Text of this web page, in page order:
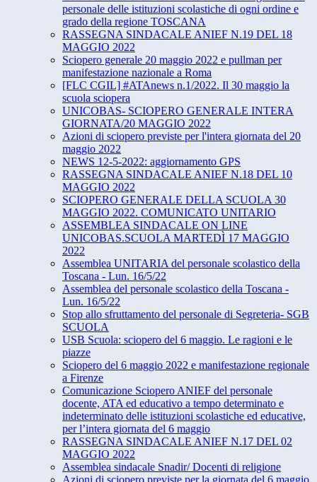
personale delle istituzioni scolastiche di ogni ordine e
grado della regione TOSCANA
RASSEGNA SINDACALE ANIEF N.19 DEL 18
MAGGIO 2022
Sciopero generale 20 maggio 2022 e pullman per
manifestazione nazionale a Roma
[FLC CGIL] #ATAnews n.1/2022. Il 30 maggio la
scuola sciopera
UNICOBAS- SCIOPERO GENERALE INTERA
GIORNATA/20 MAGGIO 2022
Azioni di sciopero previste per l'intera giornata del 20
maggio 2022
NEWS 12-5-2022: aggiornamento GPS
RASSEGNA SINDACALE ANIEF N.18 DEL 10
MAGGIO 2022
SCIOPERO GENERALE DELLA SCUOLA 30
MAGGIO 2022. COMUNICATO UNITARIO
ASSEMBLEA SINDACALE ON LINE
UNICOBAS.SCUOLA MARTEDÌ 17 MAGGIO
2022
Assemblea UNITARIA del personale scolastico della
Toscana - Lun. 16/5/22
Assemblea del personale scolastico della Toscana -
Lun. 16/5/22
Stop allo sfruttamento del personale di Segreteria- SGB
SCUOLA
USB Scuola: sciopero del 6 maggio. Le ragioni e le
piazze
Sciopero del 6 maggio 2022 e manifestazione regionale
a Firenze
Comunicazione Sciopero ANIEF del personale
docente, ATA ed educativo a tempo determinato e
indeterminato delle istituzioni scolastiche ed educative,
per l’intera giornata del 6 maggio
RASSEGNA SINDACALE ANIEF N.17 DEL 02
MAGGIO 2022
Assemblea sindacale Snadir/ Docenti di religione